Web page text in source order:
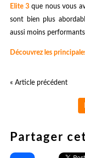
Elite 3que nous vous
sont bien plus
aussi moins
Découvrez les
« Article précédent
Partager